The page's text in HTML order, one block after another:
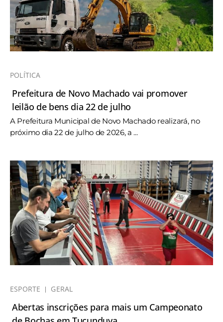
POLÍTICA
Prefeitura de Novo Machado vai promover
leilão de bens dia 22 de julho
A Prefeitura Municipal de Novo Machado realizará, no
próximo dia 22 de julho de 2026, a ...
ESPORTE GERAL
Abertas inscrições para mais um Campeonato